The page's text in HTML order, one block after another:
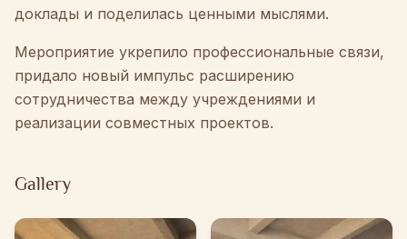
доклады и поделилась ценными мыслями.
Мероприятие укрепило профессиональные связи,
придало новый импульс расширению
сотрудничества между учреждениями и
реализации совместных проектов.
Gallery